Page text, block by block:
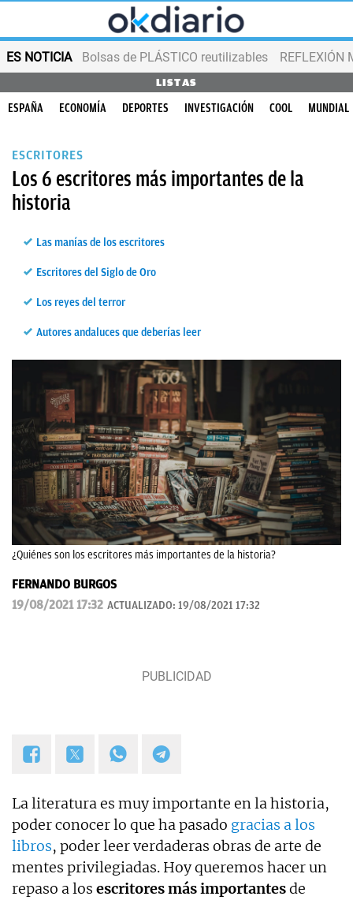
ES NOTICIA Bolsas de PLÁSTICO reutilizables REFLEXIÓN
LISTAS
ESPAÑA ECONOMÍA DEPORTES INVESTIGACIÓN COOL MUNDIAL
ESCRITORES
Los 6 escritores más importantes de la
historia
Las manías de los escritores
Escritores del Siglo de Oro
Los reyes del terror
Autores andaluces que deberías leer
¿Quiénes son los escritores más importantes de la historia?
FERNANDO BURGOS
19/08/2021 17:32 ACTUALIZADO: 19/08/2021 17:32
La literatura es muy importante en la historia,
poder conocer lo que ha pasado gracias a los
libros, poder leer verdaderas obras de arte de
mentes privilegiadas. Hoy queremos hacer un
repaso a los escritores más importantesde